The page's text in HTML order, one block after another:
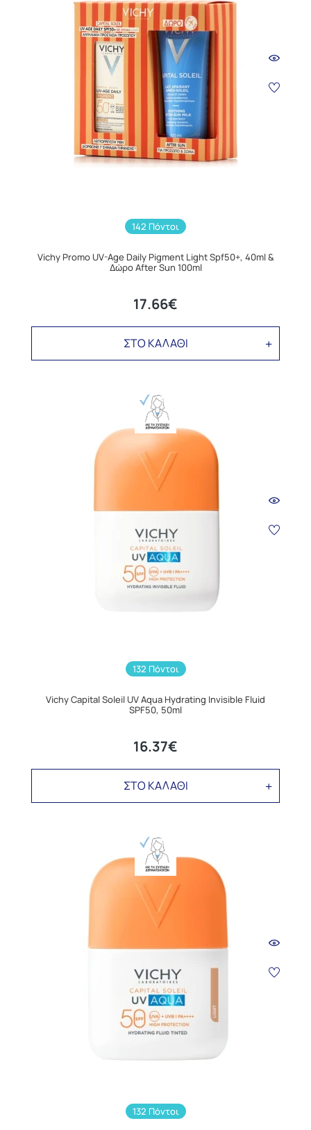
142 Πόντοι
Vichy Promo UV-Age Daily Pigment Light Spf50+, 40ml &
Δώρο After Sun 100ml
17.66€
ΣΤΟ ΚΑΛΑΘΙ
132 Πόντοι
Vichy Capital Soleil UV Aqua Hydrating Invisible Fluid
SPF50, 50ml
16.37€
ΣΤΟ ΚΑΛΑΘΙ
132 Πόντοι